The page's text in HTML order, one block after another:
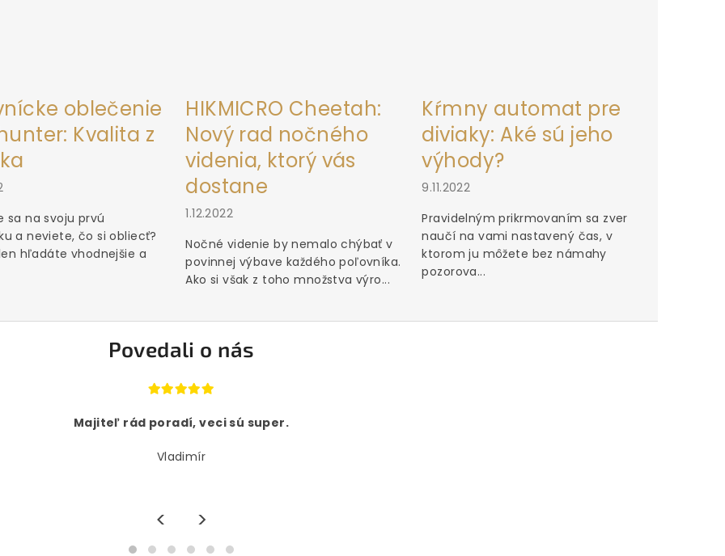
oblečenie
Kvalita z
sa na svoju prvú
a neviete, čo si obliecť?
hľadáte vhodnejšie a
HIKMICRO Cheetah:
Nový rad nočného
videnia, ktorý vás
dostane
1.12.2022
Nočné videnie by nemalo chýbať v
povinnej výbave každého poľovníka.
Ako si však z toho množstva výro...
Kŕmny automat pre
diviaky: Aké sú jeho
výhody?
9.11.2022
Pravidelným prikrmovaním sa zver
naučí na vami nastavený čas, v
ktorom ju môžete bez námahy
pozorova...
Povedali o nás
Majiteľ rád poradí, veci sú super.
Vladimír
< >